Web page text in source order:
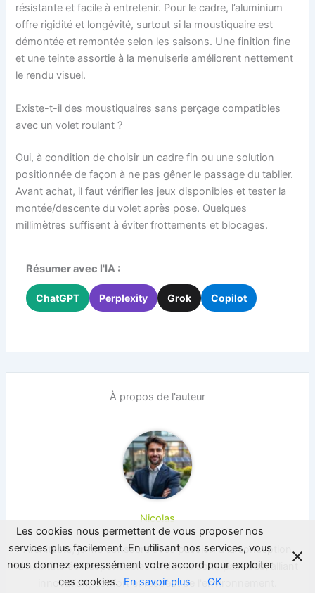
résistante et facile à entretenir. Pour le cadre, l’aluminium
offre rigidité et longévité, surtout si la moustiquaire est
démontée et remontée selon les saisons. Une finition fine
et une teinte assortie à la menuiserie améliorent nettement
le rendu visuel.
Existe-t-il des moustiquaires sans perçage compatibles
avec un volet roulant ?
Oui, à condition de choisir un cadre fin ou une solution
positionnée de façon à ne pas gêner le passage du tablier.
Avant achat, il faut vérifier les jeux disponibles et tester la
montée/descente du volet après pose. Quelques
millimètres suffisent à éviter frottements et blocages.
Résumer avec l'IA :
ChatGPT Perplexity Grok Copilot
À propos de l'auteur
Nicolas
Architecte, je me consacre avec passion à la conception
d'habitats écoresponsables et de maisons passives, alliant
innovation, confort et respect de l'environnement.
Les cookies nous permettent de vous proposer nos
services plus facilement. En utilisant nos services, vous
nous donnez expressément votre accord pour exploiter
ces cookies. En savoir plus OK